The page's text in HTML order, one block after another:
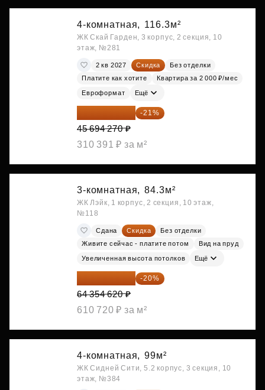
4-комнатная, 116.3м²
ЖК Скай Гарден, 3 корпус, 2 секция, 10
этаж, №281
2 кв 2027 Скидка
Без отделки
Платите как хотите
Квартира за 2 000 ₽/мес
Евроформат Ещё
36 098 473 ₽ -21%
45 694 270 ₽
310 391 ₽ за м²
3-комнатная, 84.3м²
ЖК Лэйк, 1 корпус, 2 секция, 10 этаж,
№118
Сдана Скидка
Без отделки
Живите сейчас - платите потом
Вид на пруд
Увеличенная высота потолков Ещё
51 483 696 ₽ -20%
64 354 620 ₽
610 720 ₽ за м²
4-комнатная, 99м²
ЖК Сидней Сити, 5.2 корпус, 3 секция, 10
этаж, №384